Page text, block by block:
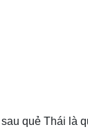
quẻ Thái là